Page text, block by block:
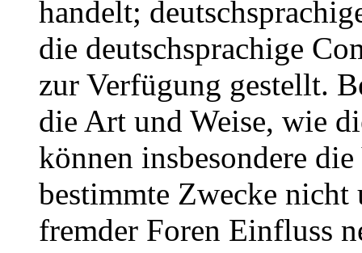
handelt;
die deutschsprachige
zur Verfügung gestellt.
die Art und Weise, wie
können insbesondere
bestimmte Zwecke nicht
fremder Foren Einfluss